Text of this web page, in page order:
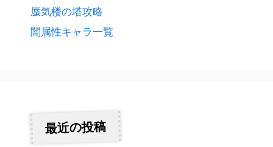
蜃気楼の塔攻略
闇属性キャラ一覧
最近の投稿